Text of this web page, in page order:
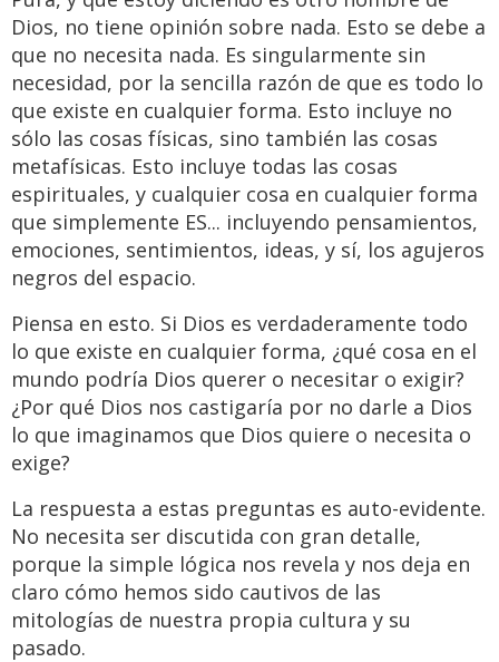
Dios, no tiene opinión sobre nada. Esto se debe a
que no necesita nada. Es singularmente sin
necesidad, por la sencilla razón de que es todo lo
que existe en cualquier forma. Esto incluye no
sólo las cosas físicas, sino también las cosas
metafísicas. Esto incluye todas las cosas
espirituales, y cualquier cosa en cualquier forma
que simplemente ES... incluyendo pensamientos,
emociones, sentimientos, ideas, y sí, los agujeros
negros del espacio.
Piensa en esto. Si Dios es verdaderamente todo
lo que existe en cualquier forma, ¿qué cosa en el
mundo podría Dios querer o necesitar o exigir?
¿Por qué Dios nos castigaría por no darle a Dios
lo que imaginamos que Dios quiere o necesita o
exige?
La respuesta a estas preguntas es auto-evidente.
No necesita ser discutida con gran detalle,
porque la simple lógica nos revela y nos deja en
claro cómo hemos sido cautivos de las
mitologías de nuestra propia cultura y su
pasado.